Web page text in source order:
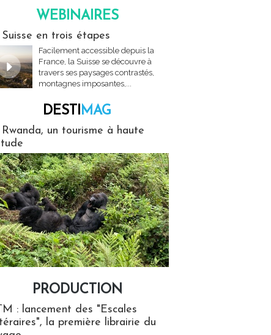
WEBINAIRES
en trois étapes
Facilement accessible depuis la
France, la Suisse se découvre à
travers ses paysages contrastés,
montagnes imposantes,...
DESTIMAG
un tourisme à haute
PRODUCTION
: lancement des "Escales
la première librairie du